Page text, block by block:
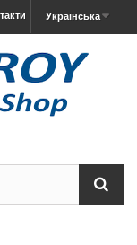
Українська